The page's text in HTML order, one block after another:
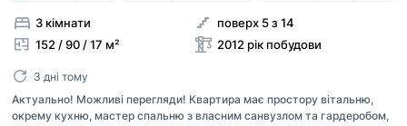
3 кімнати
152 / 90 / 17 м²
поверх 5 з 14
2012 рік побудови
3 дні тому
Актуально! Можливі перегляди! Квартира має простору вітальню,
окрему кухню, мастер спальню з власним санвузлом та гардеробом,